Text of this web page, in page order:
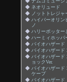
◆ ネオリュード
◆ ノットトレジャ
◆ ハイパーオリン
ノ
◆ ハリーポッター
◆ ハーミィホッパ
◆ バイオハザード
◆ バイオハザード
◆ バイオハザード
ョックVer.
◆ バイオハザード
ケープ
◆ バイオハザード